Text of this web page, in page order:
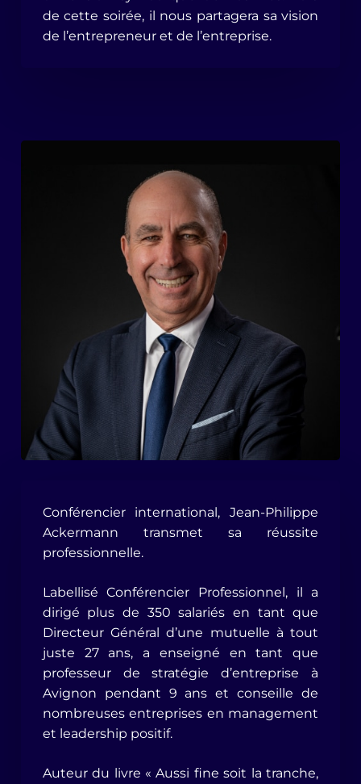
de cette soirée, il nous partagera sa vision
de l’entrepreneur et de l’entreprise.
Conférencier international, Jean-Philippe
Ackermann transmet sa réussite
professionnelle.
Labellisé Conférencier Professionnel, il a
dirigé plus de 350 salariés en tant que
Directeur Général d’une mutuelle à tout
juste 27 ans, a enseigné en tant que
professeur de stratégie d’entreprise à
Avignon pendant 9 ans et conseille de
nombreuses entreprises en management
et leadership positif.
Auteur du livre « Aussi fine soit la tranche,